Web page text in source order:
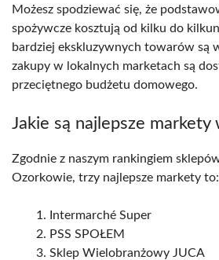
Możesz spodziewać się, że
spożywcze kosztują od kilku do
bardziej ekskluzywnych towarów są
zakupy w lokalnych marketach są
przeciętnego budżetu domowego.
Jakie są najlepsze markety
Zgodnie z naszym rankingiem
Ozorkowie, trzy najlepsze markety to:
Intermarché Super
PSS SPOŁEM
Sklep Wielobranżowy JUCA